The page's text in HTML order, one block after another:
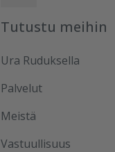
Tutustu meihin
Ura Ruduksella
Palvelut
Meistä
Vastuullisuus